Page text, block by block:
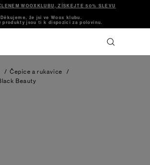
WOOXKLUBU, ZÍSKEJTE 50% SLEVU
Děkujeme, že jsi ve Woox klubu.
produkty jsou ti k dispozici za polovinu.
/ Čepice a rukavice
/
Beauty